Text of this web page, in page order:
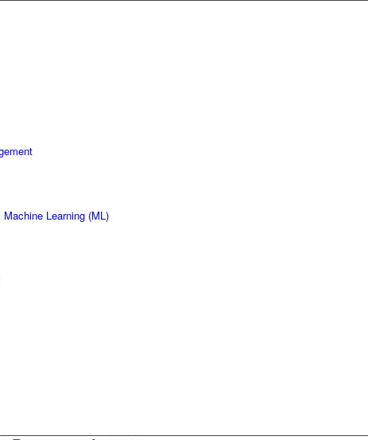
Learning (ML)